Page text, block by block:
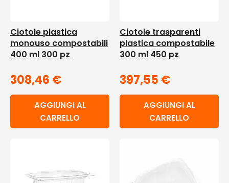
Ciotole plastica
monouso compostabili
400 ml 300 pz
308,46 €
AGGIUNGI AL
CARRELLO
Ciotole trasparenti
plastica compostabile
300 ml 450 pz
397,55 €
AGGIUNGI AL
CARRELLO